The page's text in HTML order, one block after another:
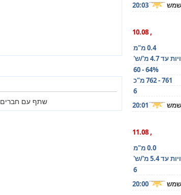
20:03
, 10.08
0.4 מ"מ
4.7 מ'/ש'
60 - 64%
761 - 762 מ"כ
6
20:01
, 11.08
0.0 מ"מ
עד 5.4 מ'/ש'
6
20:00
שתף עם חברים